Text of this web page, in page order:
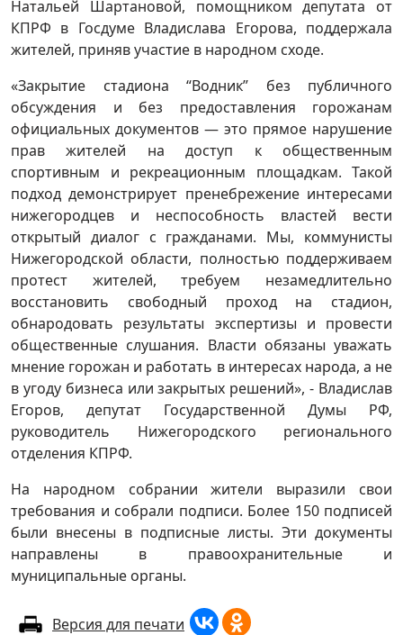
Натальей Шартановой, помощником депутата от
КПРФ в Госдуме Владислава Егорова, поддержала
жителей, приняв участие в народном сходе.
«Закрытие стадиона “Водник” без публичного
обсуждения и без предоставления горожанам
официальных документов — это прямое нарушение
прав жителей на доступ к общественным
спортивным и рекреационным площадкам. Такой
подход демонстрирует пренебрежение интересами
нижегородцев и неспособность властей вести
открытый диалог с гражданами. Мы, коммунисты
Нижегородской области, полностью поддерживаем
протест жителей, требуем незамедлительно
восстановить свободный проход на стадион,
обнародовать результаты экспертизы и провести
общественные слушания. Власти обязаны уважать
мнение горожан и работать в интересах народа, а не
в угоду бизнеса или закрытых решений», - Владислав
Егоров, депутат Государственной Думы РФ,
руководитель Нижегородского регионального
отделения КПРФ.
На народном собрании жители выразили свои
требования и собрали подписи. Более 150 подписей
были внесены в подписные листы. Эти документы
направлены в правоохранительные и
муниципальные органы.
Версия для печати